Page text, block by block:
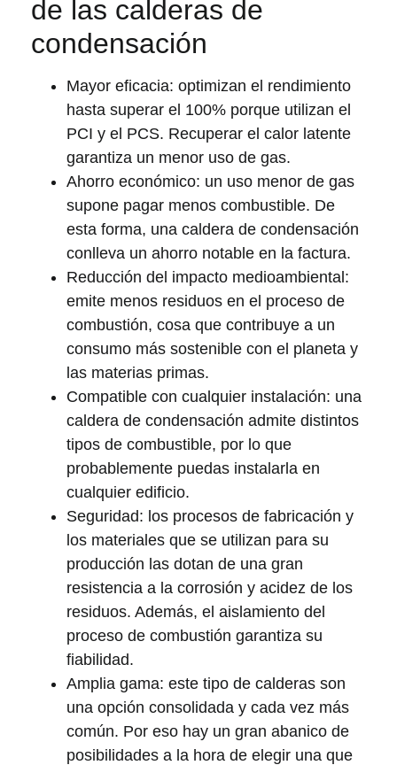
de las calderas de
condensación
Mayor eficacia: optimizan el rendimiento
hasta superar el 100% porque utilizan el
PCI y el PCS. Recuperar el calor latente
garantiza un menor uso de gas.
Ahorro económico: un uso menor de gas
supone pagar menos combustible. De
esta forma, una caldera de condensación
conlleva un ahorro notable en la factura.
Reducción del impacto medioambiental:
emite menos residuos en el proceso de
combustión, cosa que contribuye a un
consumo más sostenible con el planeta y
las materias primas.
Compatible con cualquier instalación: una
caldera de condensación admite distintos
tipos de combustible, por lo que
probablemente puedas instalarla en
cualquier edificio.
Seguridad: los procesos de fabricación y
los materiales que se utilizan para su
producción las dotan de una gran
resistencia a la corrosión y acidez de los
residuos. Además, el aislamiento del
proceso de combustión garantiza su
fiabilidad.
Amplia gama: este tipo de calderas son
una opción consolidada y cada vez más
común. Por eso hay un gran abanico de
posibilidades a la hora de elegir una que